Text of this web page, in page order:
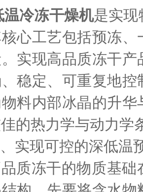
温冷冻干燥机是实现
心工艺包括预冻
实现高品质冻干
稳定、可重复地
料内部冰晶的升
的热力学与动力学
实现可控的深低温
质冻干的物质基础